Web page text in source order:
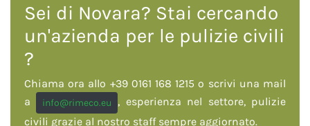
Sei di Novara? Stai cercando
un'azienda per le pulizie civili
?
Chiama ora allo +39 0161 168 1215 o scrivi una mail
a
info@rimeco.eu
, esperienza nel settore, pulizie
civili grazie al nostro staff sempre aggiornato.